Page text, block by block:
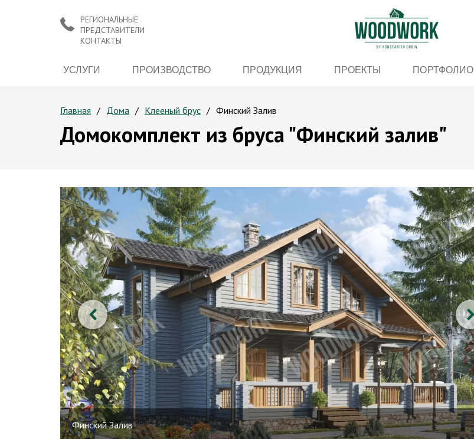
РЕГИОНАЛЬНЫЕ
ПРЕДСТАВИТЕЛИ
КОНТАКТЫ
УСЛУГИ ПРОИЗВОДСТВО ПРОДУКЦИЯ ПРОЕКТЫ ПОРТФОЛИО
Главная Дома Клееный брус Финский Залив
Домокомплект из бруса "Финский залив"
Финский Залив